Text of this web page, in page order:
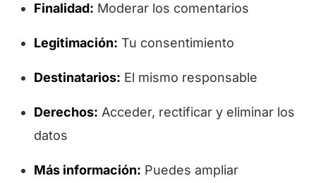
Finalidad: Moderar los comentarios
Legitimación: Tu consentimiento
Destinatarios: El mismo responsable
Derechos: Acceder, rectificar y eliminar los
datos
Más información: Puedes ampliar